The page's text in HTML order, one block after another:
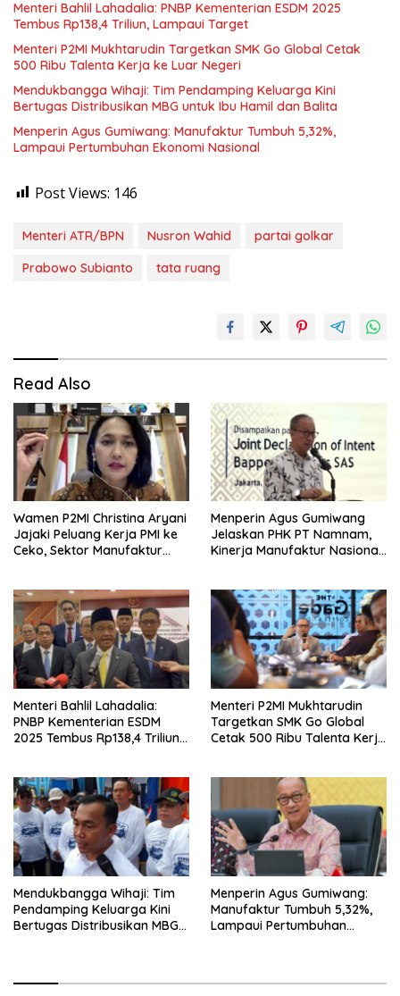
Menteri Bahlil Lahadalia: PNBP Kementerian ESDM 2025
Tembus Rp138,4 Triliun, Lampaui Target
Menteri P2MI Mukhtarudin Targetkan SMK Go Global Cetak
500 Ribu Talenta Kerja ke Luar Negeri
Mendukbangga Wihaji: Tim Pendamping Keluarga Kini
Bertugas Distribusikan MBG untuk Ibu Hamil dan Balita
Menperin Agus Gumiwang: Manufaktur Tumbuh 5,32%,
Lampaui Pertumbuhan Ekonomi Nasional
Post Views: 146
Menteri ATR/BPN Nusron Wahid
partai golkar
Prabowo Subianto
tata ruang
Read Also
Wamen P2MI Christina Aryani
Jajaki Peluang Kerja PMI ke
Ceko, Sektor Manufaktur
Menperin Agus Gumiwang
Jelaskan PHK PT Namnam,
Kinerja Manufaktur Nasional
Menteri Bahlil Lahadalia:
PNBP Kementerian ESDM
2025 Tembus Rp138,4 Triliun,
Menteri P2MI Mukhtarudin
Targetkan SMK Go Global
Cetak 500 Ribu Talenta Kerja
Mendukbangga Wihaji: Tim
Pendamping Keluarga Kini
Bertugas Distribusikan MBG
Menperin Agus Gumiwang:
Manufaktur Tumbuh 5,32%,
Lampaui Pertumbuhan